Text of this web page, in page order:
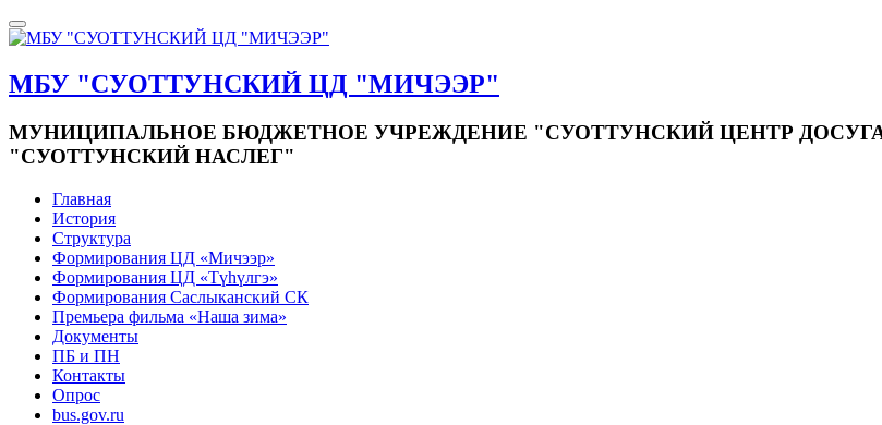
МБУ "СУОТТУНСКИЙ ЦД "МИЧЭЭР"
МУНИЦИПАЛЬНОЕ БЮДЖЕТНОЕ УЧРЕЖДЕНИЕ "СУОТТУНСКИЙ ЦЕНТР
"СУОТТУНСКИЙ НАСЛЕГ"
Главная
История
Структура
Формирования ЦД «Мичээр»
Формирования ЦД «Түһүлгэ»
Формирования Саслыканский СК
Премьера фильма «Наша зима»
Документы
ПБ и ПН
Контакты
Опрос
bus.gov.ru